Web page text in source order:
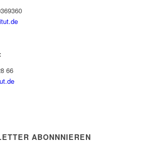
66
ABONNNIEREN